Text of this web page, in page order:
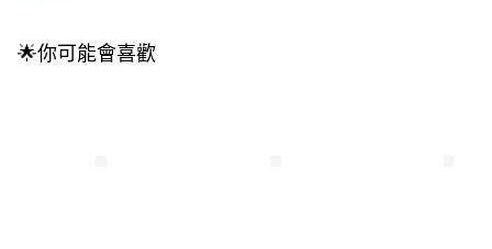
🌟你可能會喜歡